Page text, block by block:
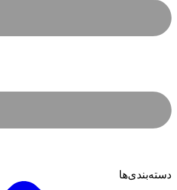
دسته‌بندی‌ها